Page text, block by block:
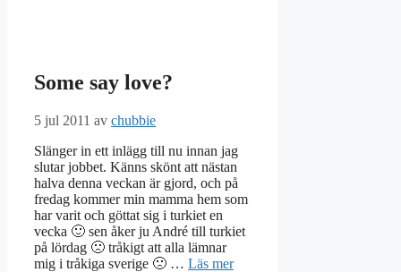
Some say love?
5 jul 2011 av chubbie
Slänger in ett inlägg till nu innan jag
slutar jobbet. Känns skönt att nästan
halva denna veckan är gjord, och på
fredag kommer min mamma hem som
har varit och göttat sig i turkiet en
vecka 🙂 sen åker ju André till turkiet
på lördag 🙁 tråkigt att alla lämnar
mig i tråkiga sverige 🙁 … Läs mer